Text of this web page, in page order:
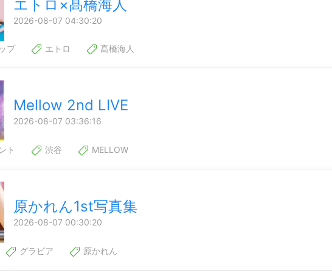
エトロ×髙橋海人
2026-08-07 04:30:20
プ エトロ 髙橋海人
Mellow 2nd LIVE
2026-08-07 03:36:16
ト 渋谷 MELLOW
原かれん1st写真集
2026-08-07 00:30:20
グラビア 原かれん